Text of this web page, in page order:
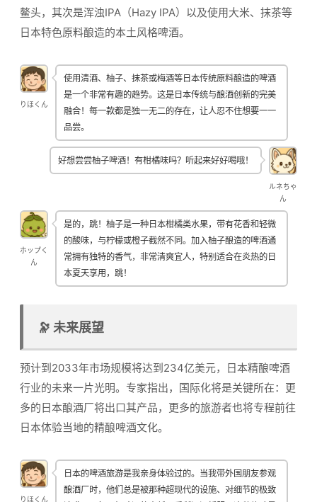
鳌头，其次是浑浊IPA（Hazy IPA）以及使用大米、抹茶等
日本特色原料酿造的本土风格啤酒。
りほくん
使用清酒、柚子、抹茶或梅酒等日本传统原料酿造的啤酒
是一个非常有趣的趋势。这是日本传统与酿酒创新的完美
融合！每一款都是独一无二的存在，让人忍不住想要一一
品尝。
ルネちゃ
ん
好想尝尝柚子啤酒！有柑橘味吗？听起来好好喝哦！
ホップく
ん
是的，跳！柚子是一种日本柑橘类水果，带有花香和轻微
的酸味，与柠檬或橙子截然不同。加入柚子酿造的啤酒通
常拥有独特的香气，非常清爽宜人，特别适合在炎热的日
本夏天享用，跳！
🔭 未来展望
预计到2033年市场规模将达到234亿美元，日本精酿啤酒
行业的未来一片光明。专家指出，国际化将是关键所在：更
多的日本酿酒厂将出口其产品，更多的旅游者也将专程前往
日本体验当地的精酿啤酒文化。
りほくん
日本的啤酒旅游是我亲身体验过的。当我带外国朋友参观
酿酒厂时，他们总是被那种超现代的设施、对细节的极致